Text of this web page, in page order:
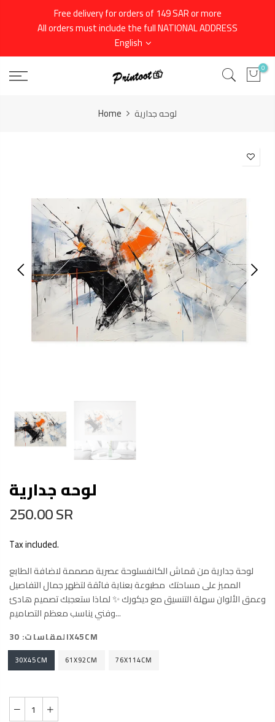
Free delivery for orders of 149 SAR or more
All orders must include the full NATIONAL ADDRESS
English
0
Home لوحه جدارية
لوحه جدارية
250.00 SR
Tax included.
لوحة جدارية من قماش الكانفسلوحة عصرية مصممة لاضافة الطابع
المميز على مساحتك مطبوعة بعناية فائقة لتظهر جمال التفاصيل
وعمق الألوان سهلة التنسيق مع ديكورك ✨ لماذا ستعجبك تصميم هادئ
وفني يناسب معظم التصاميم...
المقاسات:30X45CM
30X45CM 61X92CM 76X114CM